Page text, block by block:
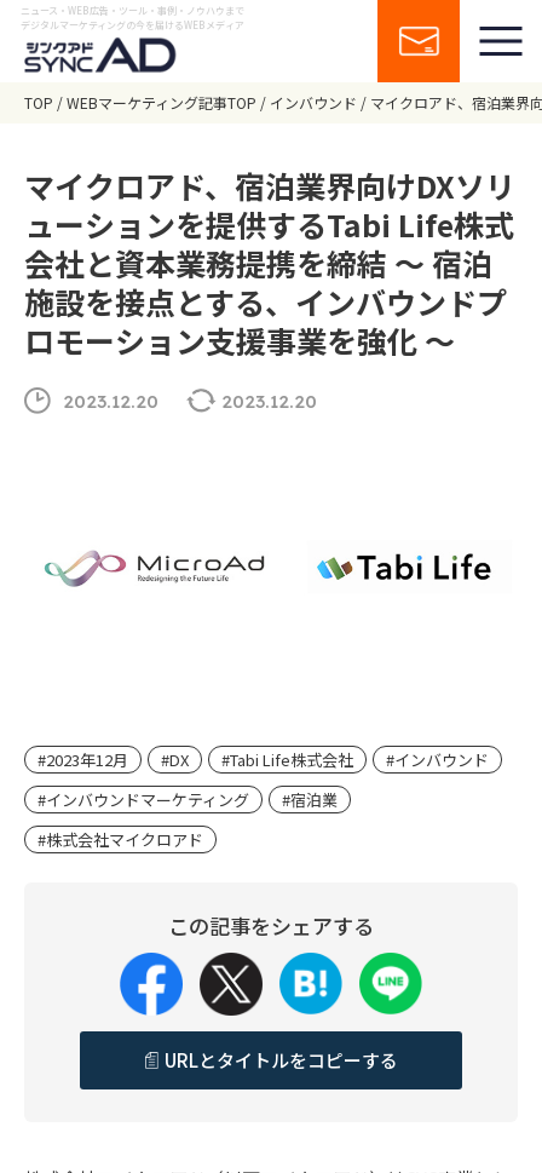
ニュース・WEB広告・ツール・事例・ノウハウまで
デジタルマーケティングの今を届けるWEBメディア
TOP WEBマーケティング記事TOP インバウンド マイクロアド、宿泊業界
マイクロアド、宿泊業界向けDXソリ
ューションを提供するTabi Life株式
会社と資本業務提携を締結 〜 宿泊
施設を接点とする、インバウンドプ
ロモーション支援事業を強化 〜
2023.12.20 2023.12.20
#2023年12月 #DX #Tabi Life株式会社
#インバウンド
#インバウンドマーケティング
#宿泊業
#株式会社マイクロアド
この記事をシェアする
URLとタイトルをコピーする